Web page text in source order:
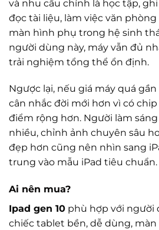
và nhu cầu chính là học tập,
đọc tài liệu, làm việc văn
màn hình phụ trong hệ sinh
người dùng này, máy vẫn đủ
trải nghiệm tổng thể ổn định.
Ngược lại, nếu giá máy quá gần
cân nhắc đời mới hơn vì có chip
điểm rộng hơn. Người làm
nhiều, chỉnh ảnh chuyên sâu
đẹp hơn cũng nên nhìn sang
trung vào mẫu iPad tiêu chuẩn.
Ai nên mua?
Ipad gen 10 phù hợp với
chiếc tablet bền, dễ dùng,